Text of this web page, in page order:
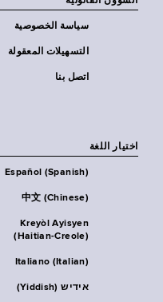
سياسة الخصوصية
التسهيلات المعقولة
اتصل بنا
اختيار اللغة
Español (Spanish)
中文 (Chinese)
Kreyòl Ayisyen
(Haitian-Creole)
Italiano (Italian)
אידיש (Yiddish)